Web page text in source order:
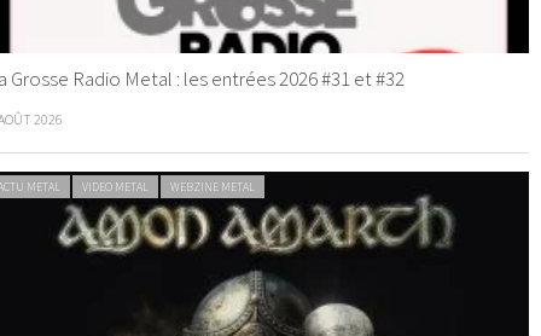
Grosse Radio Metal : les entrées 2026 #31 et #32
2026
METAL VIDEO METAL WEBZINE METAL